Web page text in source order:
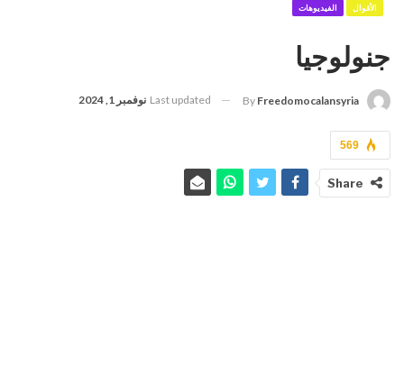
الأقوال الفيديوهات
جنولوجيا
By Freedomocalansyria
Last updated نوفمبر 1, 2024
569
Share